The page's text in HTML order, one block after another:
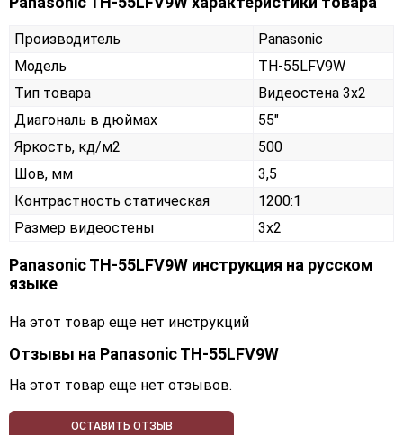
Производитель
Panasonic
Модель
TH-55LFV9W
Тип товара
Видеостена 3х2
Диагональ в дюймах
55"
Яркость, кд/м2
500
Шов, мм
3,5
Контрастность статическая
1200:1
Размер видеостены
3x2
Panasonic TH-55LFV9W инструкция на русском
языке
На этот товар еще нет инструкций
Отзывы на Panasonic TH-55LFV9W
На этот товар еще нет отзывов.
ОСТАВИТЬ ОТЗЫВ